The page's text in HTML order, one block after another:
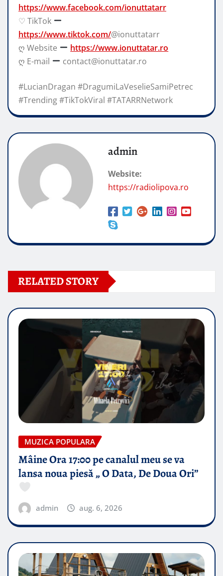
https://www.facebook.com/ionuttatarr
♡ TikTok
https://www.tiktok.com/@ionuttatarr
ღ Website
https://www.ionuttatar.ro
ღ E-mail
contact@ionuttatar.ro
#LucianDragan #DragumiLaVeselieSamiPetrec
#Trending #TikTokViral #TATARRNetwork
admin
Website:
https://radiolipova.ro
RELATED STORY
MUZICA POPULARA
Mâine Ora 17:00 pe canalul meu se va
lansa noua piesă „ O Data, De Doua Ori”
admin aug. 6, 2026